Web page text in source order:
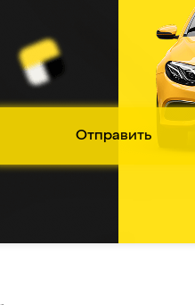
Отправить